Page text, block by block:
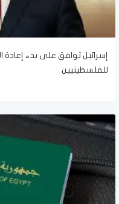
إسرائيل توافق على بدء
للفلسطينيين